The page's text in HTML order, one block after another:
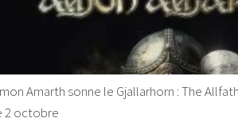
Amarth sonne le Gjallarhorn : The
2 octobre